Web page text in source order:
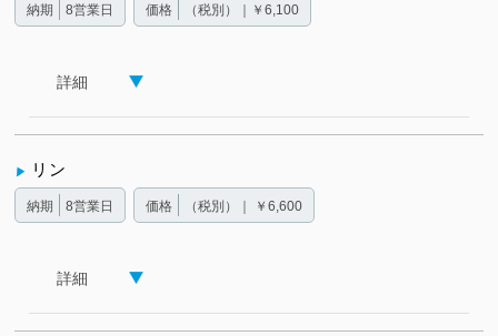
納期 8営業日 価格 （税別）｜￥6,100
詳細
リン
納期 8営業日 価格 （税別）｜ ￥6,600
詳細